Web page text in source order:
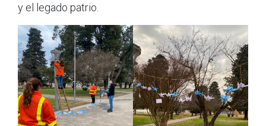
y el legado patrio.